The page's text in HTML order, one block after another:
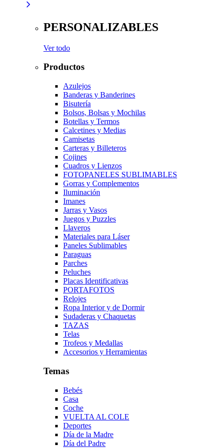
PERSONALIZABLES
Ver todo
Productos
Azulejos
Banderas y Banderines
Bisutería
Bolsos, Bolsas y Mochilas
Botellas y Termos
Calcetines y Medias
Camisetas
Carteras y Billeteros
Cojines
Cuadros y Lienzos
FOTOPANELES SUBLIMABLES
Gorras y Complementos
Iluminación
Imanes
Jarras y Vasos
Juegos y Puzzles
Llaveros
Materiales para Láser
Paneles Sublimables
Paraguas
Parches
Peluches
Placas Identificativas
PORTAFOTOS
Relojes
Ropa Interior y de Dormir
Sudaderas y Chaquetas
TAZAS
Telas
Trofeos y Medallas
Accesorios y Herramientas
Temas
Bebés
Casa
Coche
VUELTA AL COLE
Deportes
Día de la Madre
Día del Padre